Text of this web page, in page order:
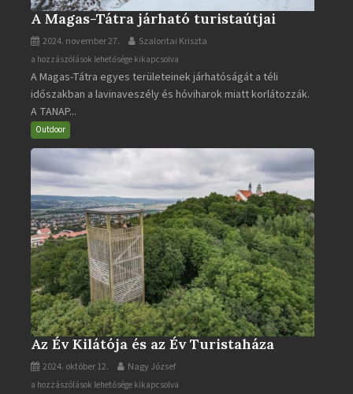
A Magas-Tátra járható turistaútjai
2024. november 27. Szalontai Kriszta
A
Magas-
Tátra
járható
turistaútjai
a hozzászólások lehetősége kikapcsolva
A Magas-Tátra egyes területeinek járhatóságát a téli
időszakban a lavinaveszély és hóviharok miatt korlátozzák.
A TANAP...
Outdoor
Az Év Kilátója és az Év Turistaháza
2024. október 12. Nagy József
Az
a hozzászólások lehetősége kikapcsolva